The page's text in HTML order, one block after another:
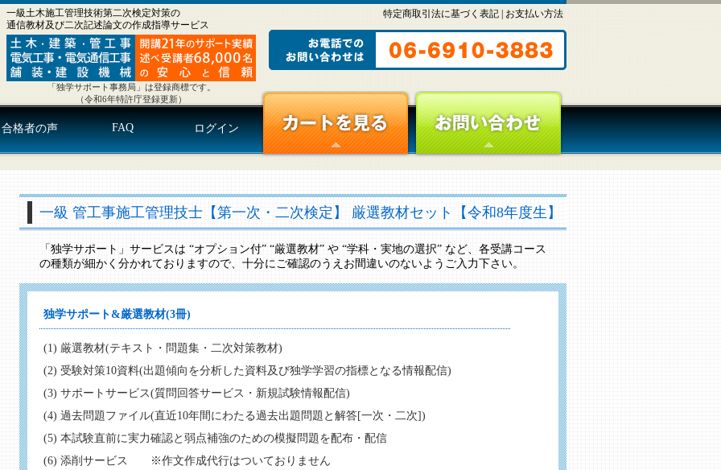
一級土木施工管理技術第二次検定対策の
通信教材及び二次記述論文の作成指導サービス
「独学サポート事務局」は登録商標です。
（令和6年特許庁登録更新）
特定商取引法に基づく表記 お支払い方法
合格者の声 FAQ ログイン
一級 管工事施工管理技士【第一次・二次検定】 厳選教材セット【令和8年度生】
「独学サポート」サービスは “オプション付” “厳選教材” や “学科・実地の選択” など、各受講コース
の種類が細かく分かれておりますので、十分にご確認のうえお間違いのないようご入力下さい。
独学サポート&厳選教材(3冊)
(1) 厳選教材(テキスト・問題集・二次対策教材)
(2) 受験対策10資料(出題傾向を分析した資料及び独学学習の指標となる情報配信)
(3) サポートサービス(質問回答サービス・新規試験情報配信)
(4) 過去問題ファイル(直近10年間にわたる過去出題問題と解答[一次・二次])
(5) 本試験直前に実力確認と弱点補強のための模擬問題を配布・配信
(6) 添削サービス ※作文作成代行はついておりません